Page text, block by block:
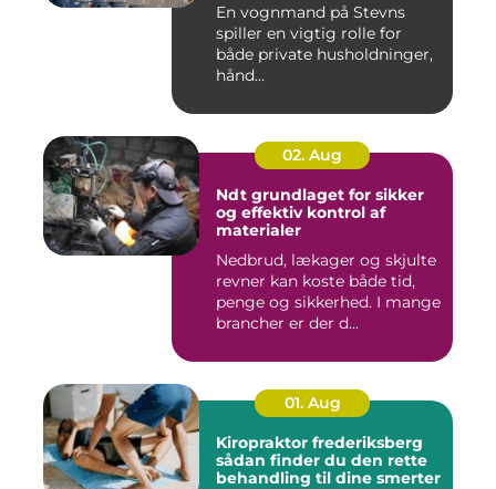
En vognmand på Stevns
spiller en vigtig rolle for
både private husholdninger,
hånd...
02. Aug
Ndt grundlaget for sikker
og effektiv kontrol af
materialer
Nedbrud, lækager og skjulte
revner kan koste både tid,
penge og sikkerhed. I mange
brancher er der d...
01. Aug
Kiropraktor frederiksberg
sådan finder du den rette
behandling til dine smerter